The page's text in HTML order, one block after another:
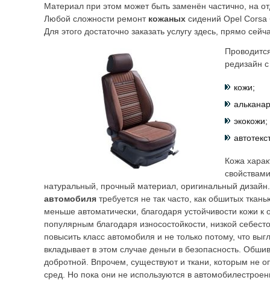
Материал при этом может быть заменён частично, на
Любой сложности ремонт кожаных сидений Opel Corsa
Для этого достаточно заказать услугу здесь, прямо
редизайн
кожи;
экокожи;
Кожа
натуральный, прочный материал, оригинальный
автомобиля требуется не так часто, как обшитых
меньше автоматически, благодаря устойчивости кожи к
популярным благодаря износостойкости, низкой
повысить класс автомобиля и не только потому, что
вкладывает в этом случае деньги в безопасность.
добротной. Впрочем, существуют и ткани, которым не
сред. Но пока они не используются в